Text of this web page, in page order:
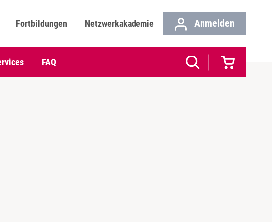
Fortbildungen Netzwerkakademie Anmelden
FAQ